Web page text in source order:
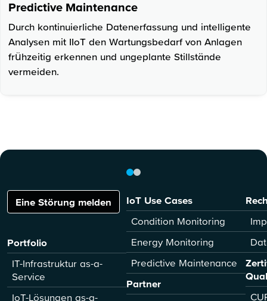
Predictive Maintenance
Durch kontinuierliche Datenerfassung und intelligente
Analysen mit IIoT den Wartungsbedarf von Anlagen
frühzeitig erkennen und ungeplante Stillstände
vermeiden.
Eine Störung melden
Portfolio
IT-Infrastruktur as-a-
Service
IoT-Lösungen as-a-
IoT Use Cases
Condition Monitoring
Energy Monitoring
Predictive Maintenance
Partner